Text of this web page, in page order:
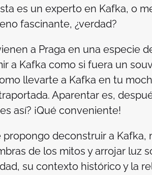
es un experto en Kafka, o
fascinante, ¿verdad?
a Praga en una especie
a Kafka como si fuera un
llevarte a Kafka en tu
Aparentar es,
así? ¡Qué conveniente!
deconstruir a Kafka,
de los mitos y arrojar luz
su contexto histórico y la